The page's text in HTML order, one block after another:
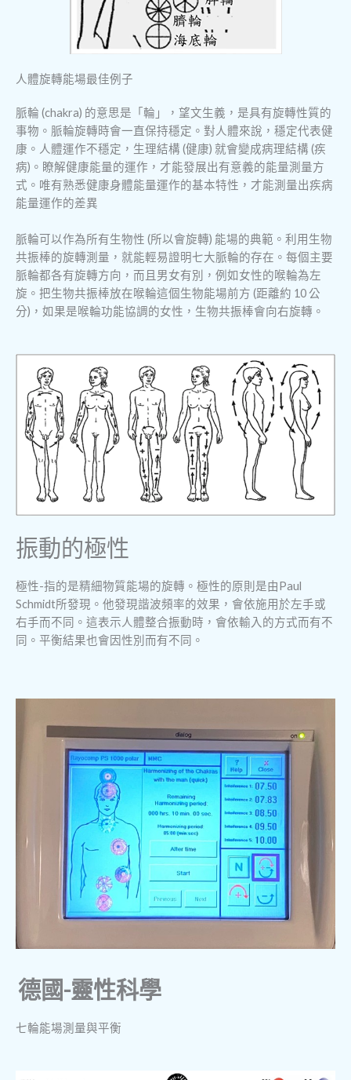
人體旋轉能場最佳例子
脈輪 (chakra) 的意思是「輪」，望文生義，是具有旋轉性質的
事物。脈輪旋轉時會一直保持穩定。對人體來說，穩定代表健
康。人體運作不穩定，生理結構 (健康) 就會變成病理結構 (疾
病)。瞭解健康能量的運作，才能發展出有意義的能量測量方
式。唯有熟悉健康身體能量運作的基本特性，才能測量出疾病
能量運作的差異
脈輪可以作為所有生物性 (所以會旋轉) 能場的典範。利用生物
共振棒的旋轉測量，就能輕易證明七大脈輪的存在。每個主要
脈輪都各有旋轉方向，而且男女有別，例如女性的喉輪為左
旋。把生物共振棒放在喉輪這個生物能場前方 (距離約 10 公
分)，如果是喉輪功能協調的女性，生物共振棒會向右旋轉。
振動的極性
極性-指的是精細物質能場的旋轉。極性的原則是由Paul
Schmidt所發現。他發現諧波頻率的效果，會依施用於左手或
右手而不同。這表示人體整合振動時，會依輸入的方式而有不
同。平衡結果也會因性別而有不同。
德國-靈性科學
七輪能場測量與平衡